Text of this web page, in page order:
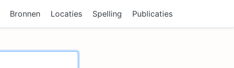
Bronnen Locaties Spelling Publicaties